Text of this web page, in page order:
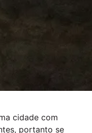
cidade com
portanto se